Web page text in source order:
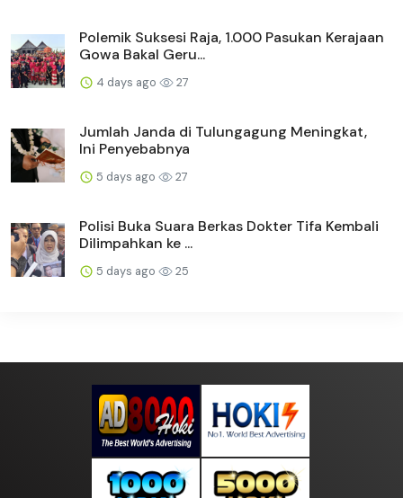
Polemik Suksesi Raja, 1.000 Pasukan Kerajaan
Gowa Bakal Geru...
4 days ago 27
Jumlah Janda di Tulungagung Meningkat,
Ini Penyebabnya
5 days ago 27
Polisi Buka Suara Berkas Dokter Tifa Kembali
Dilimpahkan ke ...
5 days ago 25